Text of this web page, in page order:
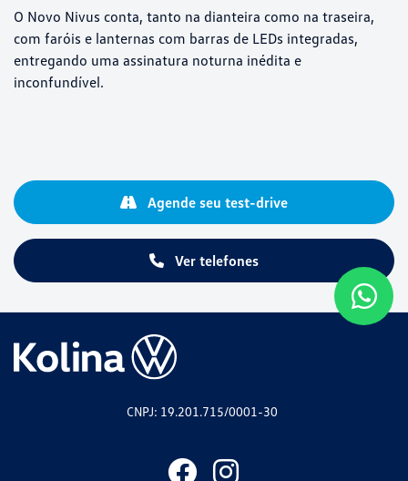
O Novo Nivus conta, tanto na dianteira como na traseira,
com faróis e lanternas com barras de LEDs integradas,
entregando uma assinatura noturna inédita e
inconfundível.
Ver telefones
Agende seu test-drive
CNPJ: 19.201.715/0001-30